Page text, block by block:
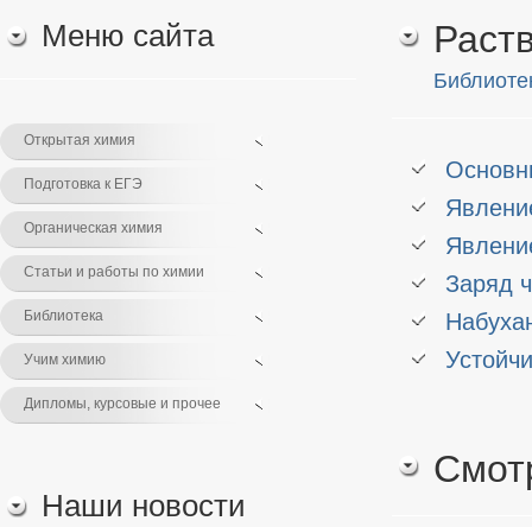
Меню сайта
Открытая химия
Подготовка к ЕГЭ
Органическая химия
Статьи и работы по химии
Библиотека
Учим химию
Дипломы, курсовые и прочее
Наши новости
Заряд